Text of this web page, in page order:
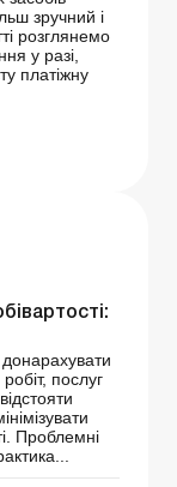
зручний і
розглянемо
у разі,
платіжну
донарахувати
послуг
Проблемні